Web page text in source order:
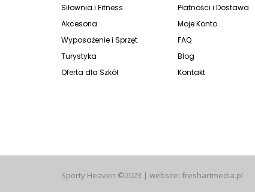
Siłownia i Fitness
Akcesoria
Wyposażenie i Sprzęt
Turystyka
Oferta dla Szkół
Płatności i Dostawa
Moje Konto
FAQ
Blog
Kontakt
Sporty Heaven ©2023 | website: freshartmedia.pl